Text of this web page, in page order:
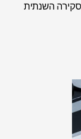
השנתית